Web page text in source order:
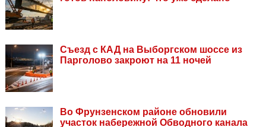
Съезд с КАД на Выборгском шоссе из
Парголово закроют на 11 ночей
Во Фрунзенском районе обновили
участок набережной Обводного канала